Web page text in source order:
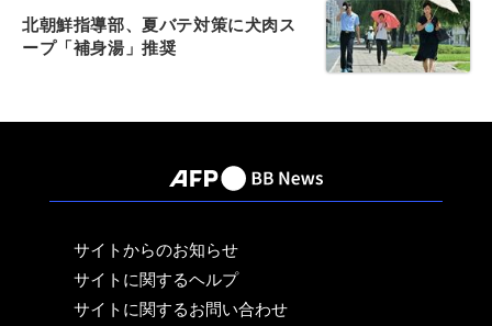
北朝鮮指導部、夏バテ対策に犬肉ス
ープ「補身湯」推奨
サイトからのお知らせ
サイトに関するヘルプ
サイトに関するお問い合わせ